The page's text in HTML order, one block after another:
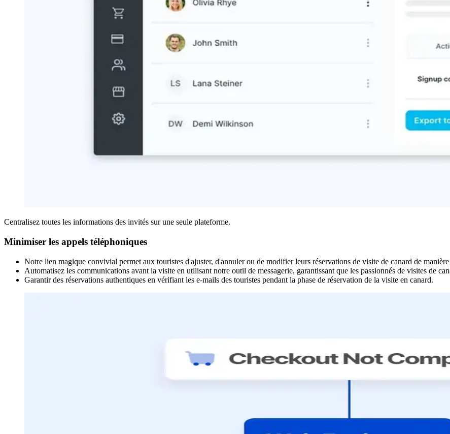
Centralisez toutes les informations des invités sur une seule plateforme.
Minimiser les appels téléphoniques
Notre lien magique convivial permet aux touristes d'ajuster, d'annuler ou de modifier leurs réservations de visite de canard de
Automatisez les communications avant la visite en utilisant notre outil de messagerie, garantissant que les passionnés de visites de
Garantir des réservations authentiques en vérifiant les e-mails des touristes pendant la phase de réservation de la visite en canard.